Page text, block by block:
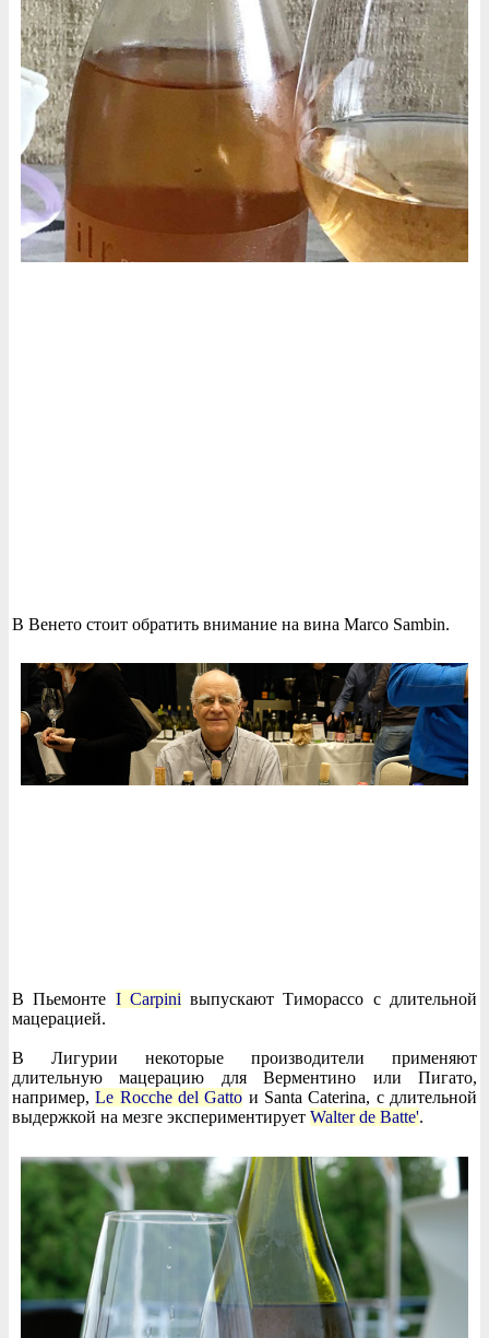
В Венето стоит обратить внимание на вина Marco Sambin.
В Пьемонте I Carpiniвыпускают Тиморассо с длительной
мацерацией.
В Лигурии некоторые производители применяют
длительную мацерацию для Верментино или Пигато,
например,Le Rocche del Gatto и Santa Caterina, с длительной
выдержкой на мезге экспериментирует Walter de Batte'.